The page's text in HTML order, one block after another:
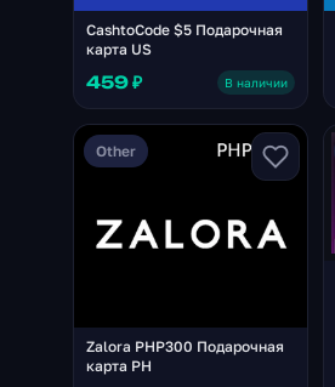
CashtoCode $5 Подарочная
карта US
459 ₽ В наличии
Other
Zalora PHP300 Подарочная
карта PH